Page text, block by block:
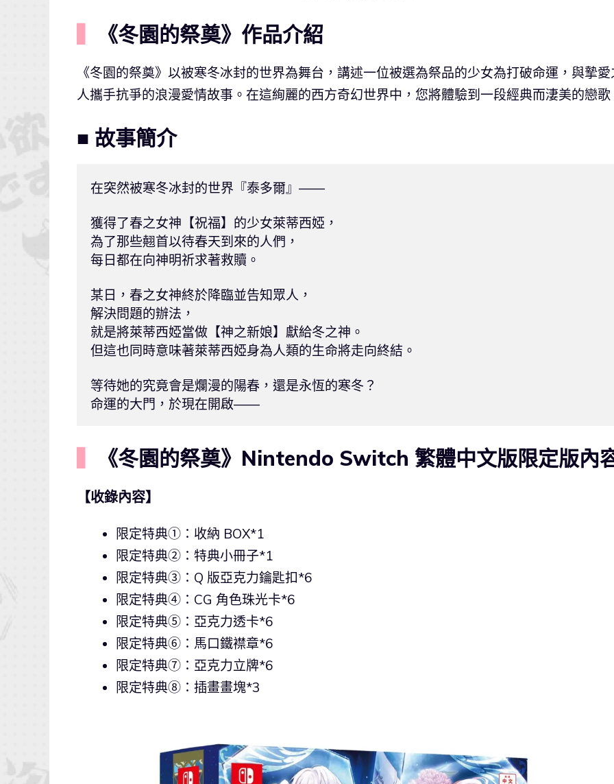
《冬園的祭奠》作品介紹
《冬園的祭奠》以被寒冬冰封的世界為舞台，講述一位被選為祭品的少女為打破命運，與摯愛
人攜手抗爭的浪漫愛情故事。在這絢麗的西方奇幻世界中，您將體驗到一段經典而淒美的戀歌
■ 故事簡介
在突然被寒冬冰封的世界『泰多爾』——
獲得了春之女神【祝福】的少女萊蒂西婭，
為了那些翹首以待春天到來的人們，
每日都在向神明祈求著救贖。
某日，春之女神終於降臨並告知眾人，
解決問題的辦法，
就是將萊蒂西婭當做【神之新娘】獻給冬之神。
但這也同時意味著萊蒂西婭身為人類的生命將走向終結。
等待她的究竟會是爛漫的陽春，還是永恆的寒冬？
命運的大門，於現在開啟——
《冬園的祭奠》Nintendo Switch 繁體中文版限定版內
【收錄內容】
限定特典①：收納 BOX*1
限定特典②：特典小冊子*1
限定特典③：Q 版亞克力鑰匙扣*6
限定特典④：CG 角色珠光卡*6
限定特典⑤：亞克力透卡*6
限定特典⑥：馬口鐵襟章*6
限定特典⑦：亞克力立牌*6
限定特典⑧：插畫畫塊*3